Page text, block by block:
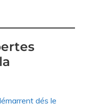
dés le